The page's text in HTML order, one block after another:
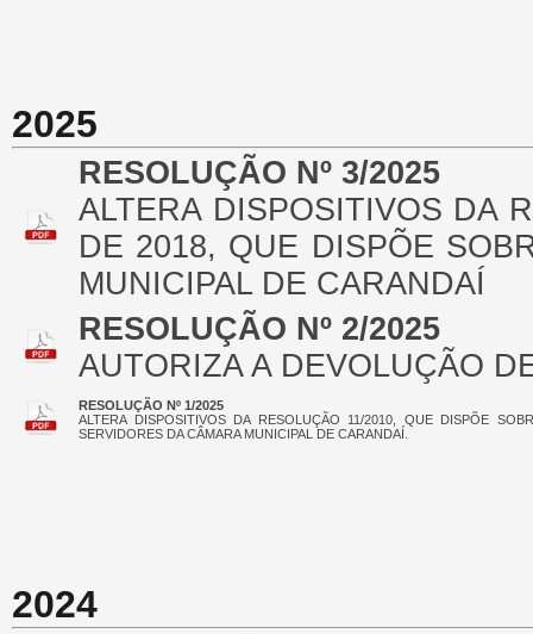
2025
RESOLUÇÃO Nº 3/2025
ALTERA DISPOSITIVOS DA
DE 2018, QUE DISPÕE
MUNICIPAL DE CARANDAÍ
RESOLUÇÃO Nº 2/2025
AUTORIZA A DEVOLUÇÃO
RESOLUÇÃO Nº 1/2025
ALTERA DISPOSITIVOS DA RESOLUÇÃO 11/2010, QUE DISPÕE
SERVIDORES DA CÂMARA MUNICIPAL DE CARANDAÍ.
2024